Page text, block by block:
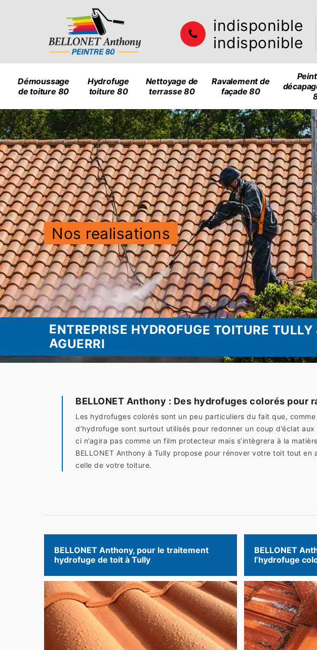
indisponible
indisponible
Démoussage
de toiture 80
Hydrofuge
toiture 80
Nettoyage de
terrasse 80
Ravalement de
façade 80
Nos realisations
ENTREPRISE HYDROFUGE TOITURE
AGUERRI
BELLONET Anthony : Des hydrofuges colorés pour
Les hydrofuges colorés sont un peu particuliers du fait que,
d’hydrofuge sont surtout utilisés pour redonner un coup d’éclat
ci n’agira pas comme un film protecteur mais s’intègrera à la
BELLONET Anthony à Tully propose pour rénover votre toit tout
celle de votre toiture.
BELLONET Anthony, pour le traitement
hydrofuge de toit à Tully
BELLONET
l’hydrofuge